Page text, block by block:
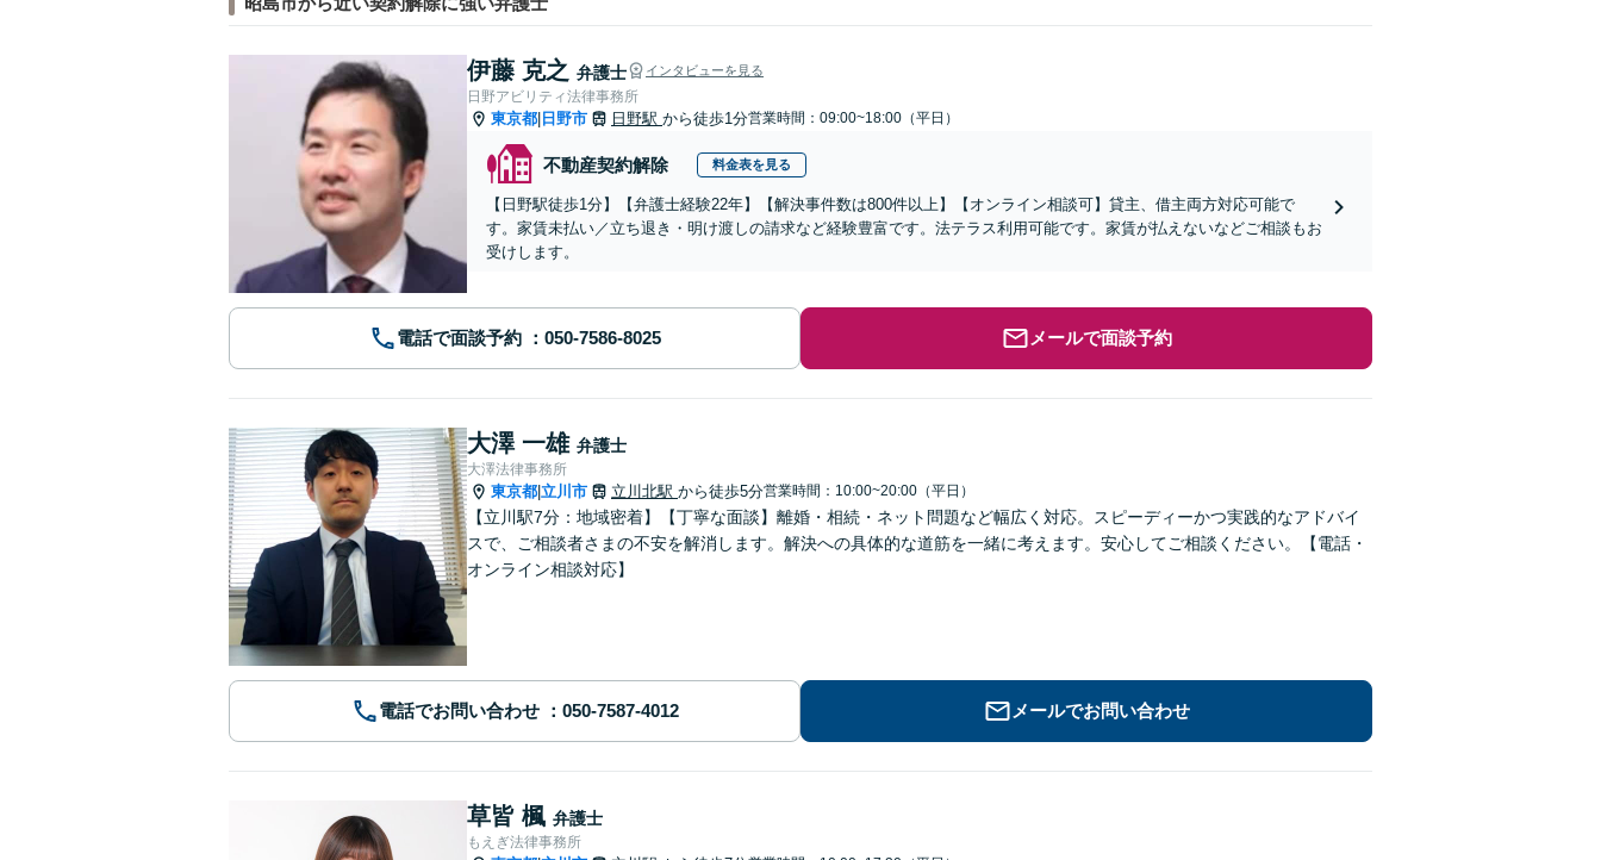
伊藤 克之 弁護士 インタビューを見る
日野アビリティ法律事務所
東京都 日野市 日野駅 から徒歩1分営業時間：09:00~18:00（平日）
不動産契約解除 料金表を見る
【日野駅徒歩1分】【弁護士経験22年】【解決事件数は800件以上】【オンライン相談可】貸主、借主両方対応可能で
す。家賃未払い／立ち退き・明け渡しの請求など経験豊富です。法テラス利用可能です。家賃が払えないなどご相談もお
受けします。
電話で面談予約 メールで面談予約
大澤 一雄 弁護士
大澤法律事務所
東京都 立川市 立川北駅 から徒歩5分営業時間：10:00~20:00（平日）
【立川駅7分：地域密着】【丁寧な面談】離婚・相続・ネット問題など幅広く対応。スピーディーかつ実践的なアドバイ
スで、ご相談者さまの不安を解消します。解決への具体的な道筋を一緒に考えます。安心してご相談ください。【電話・
オンライン相談対応】
電話でお問い合わせ メールでお問い合わせ
草皆 楓 弁護士
もえぎ法律事務所